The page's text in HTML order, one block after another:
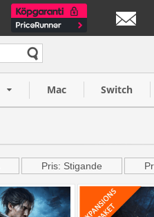
Mac Switch
Pris: Stigande